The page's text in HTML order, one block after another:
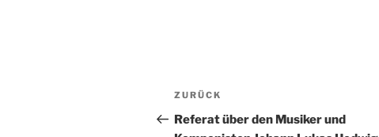
Beitragsnavigation
Vorheriger
Beitrag
ZURÜCK
Referat über den Musiker und